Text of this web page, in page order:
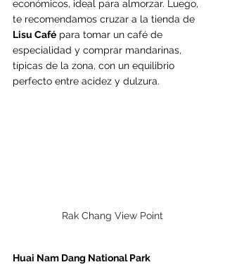
económicos, ideal para almorzar. Luego,
te recomendamos cruzar a la tienda de
Lisu Café para tomar un café de
especialidad y comprar mandarinas,
típicas de la zona, con un equilibrio
perfecto entre acidez y dulzura.
Rak Chang View Point
Huai Nam Dang National Park